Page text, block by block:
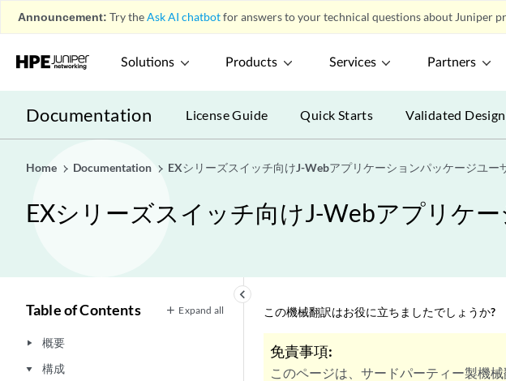
Announcement: Try theAsk AI chatbotfor answers to your technical questions about Juniper
Solutions Products Services Partners
Documentation License Guide Quick Starts Validated
Home Documentation EXシリーズスイッチ向けJ-Webアプリケーションパッケージユー
EXシリーズスイッチ向けJ-Webアプリケ
keyboard_arrow_left
Table of Contents Expand all
play_arrow 概要
play_arrow 構成
この機械翻訳はお役に立ちましたでしょうか?
免責事項:
このページは、サードパーティー製機